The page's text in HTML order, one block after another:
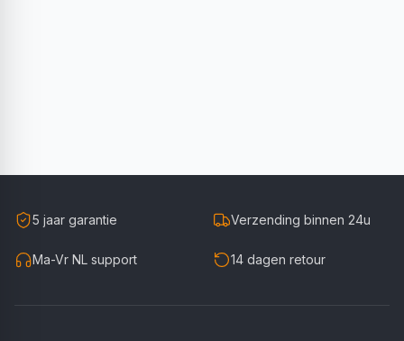
5 jaar garantie Verzending binnen 24u
Ma-Vr NL support 14 dagen retour